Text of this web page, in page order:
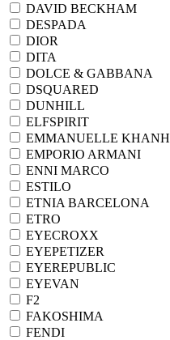
DAVID BECKHAM
DESPADA
DIOR
DITA
DOLCE & GABBANA
DSQUARED
DUNHILL
ELFSPIRIT
EMMANUELLE KHANH
EMPORIO ARMANI
ENNI MARCO
ESTILO
ETNIA BARCELONA
ETRO
EYECROXX
EYEPETIZER
EYEREPUBLIC
EYEVAN
F2
FAKOSHIMA
FENDI